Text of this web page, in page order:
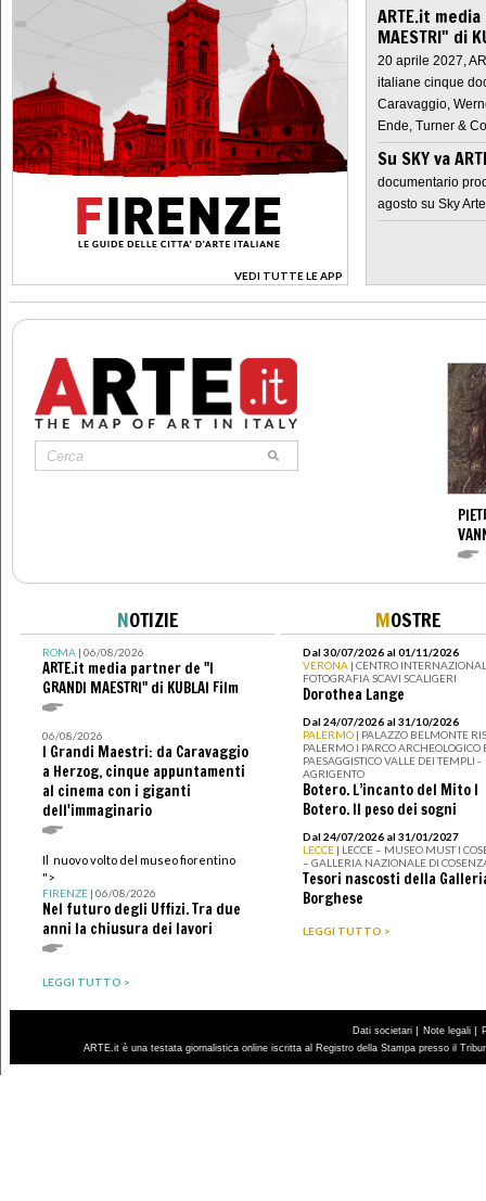
VEDI TUTTE LE APP
>
ARTE.it
MAESTRI" di
20 aprile 2027,
italiane cinque
Caravaggio,
Ende, Turner &
Su SKY va
documentario
agosto su Sky Arte
NOTIZIE
ROMA| 06/08/2026
ARTE.it media partner de "I
GRANDI MAESTRI" di KUBLAI Film
06/08/2026
I Grandi Maestri: da Caravaggio
a Herzog, cinque appuntamenti
al cinema con i giganti
dell'immaginario
Il nuovo volto del museo fiorentino
">
FIRENZE| 06/08/2026
Nel futuro degli Uffizi. Tra due
anni la chiusura dei lavori
LEGGI TUTTO >
MOSTRE
Dal 30/07/2026 al 01/11/2026
VERONA | CENTRO
FOTOGRAFIA SCAVI SCALIGERI
Dorothea Lange
Dal 24/07/2026 al 31/10/2026
PALERMO | PALAZZO BELMONTE
PALERMO I PARCO ARCHEOLOGICO
PAESAGGISTICO VALLE DEI TEMPLI -
AGRIGENTO
Botero. L’incanto del Mito I
Botero. Il peso dei sogni
Dal 24/07/2026 al 31/01/2027
LECCE | LECCE – MUSEO MUST I
– GALLERIA NAZIONALE DI
Tesori nascosti della
Borghese
LEGGI TUTTO >
Dati societari | Note legali |
ARTE.it è una testata giornalistica online iscritta al Registro della Stampa presso il